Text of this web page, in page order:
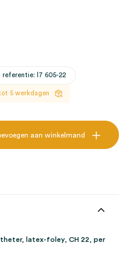
referentie: I7 605-22
5 werkdagen
aan winkelmand
latex-foley, CH 22, per